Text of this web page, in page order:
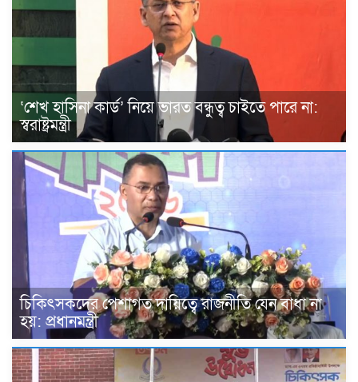
‘শেখ হাসিনা কার্ড’ নিয়ে ভারত বন্ধুত্ব চাইতে পারে না:
স্বরাষ্ট্রমন্ত্রী
চিকিৎসকদের পেশাগত দায়িত্বে রাজনীতি যেন বাধা না
হয়: প্রধানমন্ত্রী